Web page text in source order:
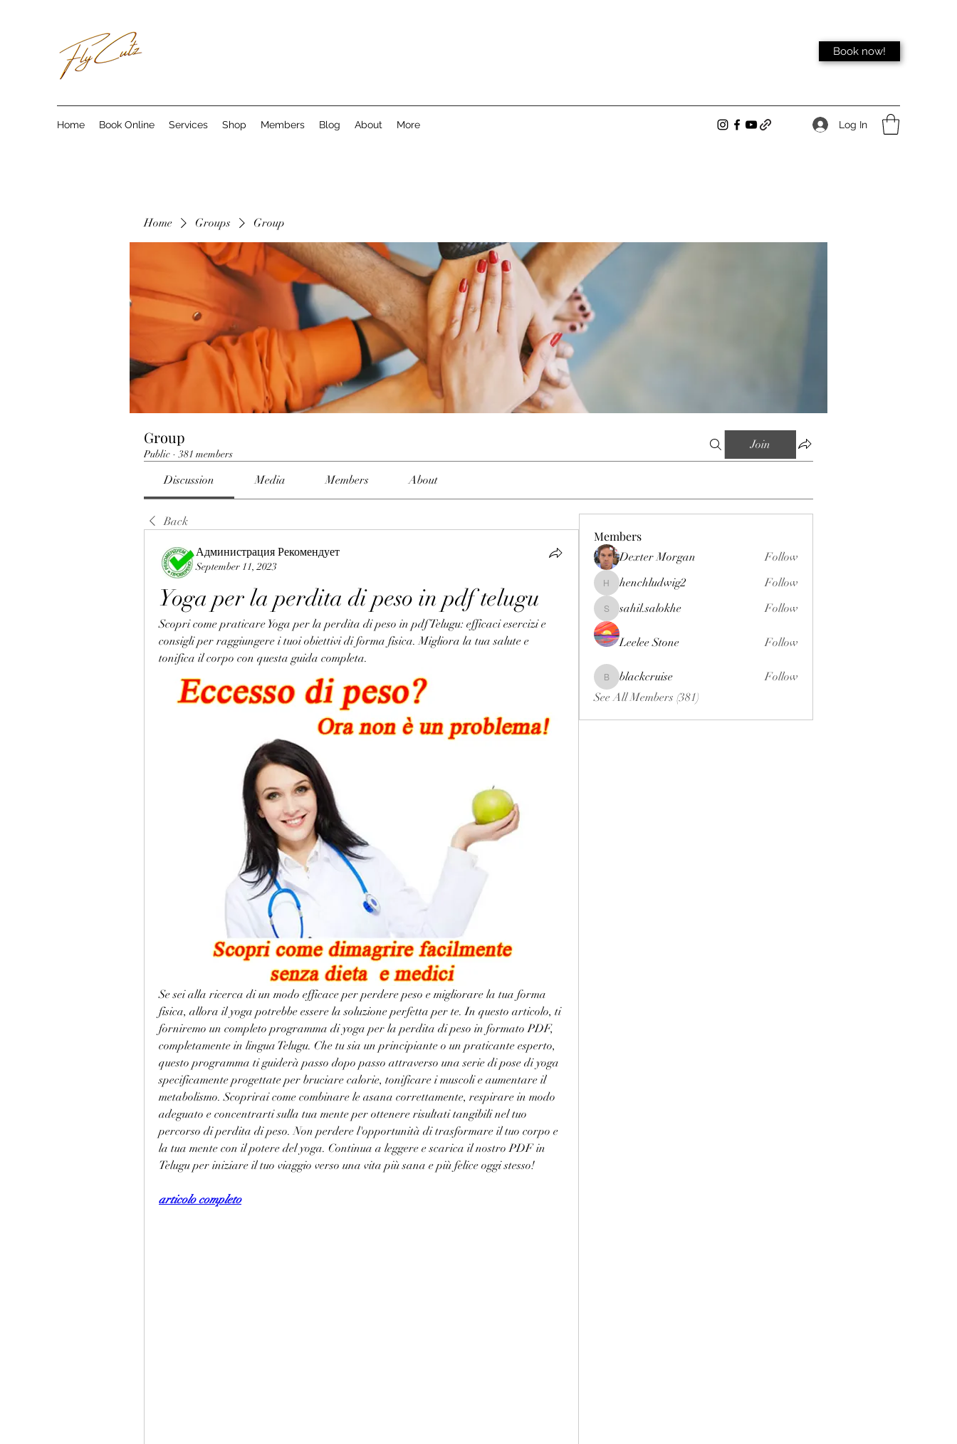
Book now!
Home Book Online Services Shop Members Blog About More Log In
Home Groups Group
Group
Public · 381 members
Join
Discussion Media Members About
Back
Администрация Рекомендует
September 11, 2023
Yoga per la perdita di peso in pdf telugu
Scopri come praticare Yoga per la perdita di peso in pdf Telugu: efficaci esercizi e
consigli per raggiungere i tuoi obiettivi di forma fisica. Migliora la tua salute e
tonifica il corpo con questa guida completa.
Se sei alla ricerca di un modo efficace per perdere peso e migliorare la tua forma
fisica, allora il yoga potrebbe essere la soluzione perfetta per te. In questo articolo, ti
forniremo un completo programma di yoga per la perdita di peso in formato PDF,
completamente in lingua Telugu. Che tu sia un principiante o un praticante esperto,
questo programma ti guiderà passo dopo passo attraverso una serie di pose di yoga
specificamente progettate per bruciare calorie, tonificare i muscoli e aumentare il
metabolismo. Scoprirai come combinare le asana correttamente, respirare in modo
adeguato e concentrarti sulla tua mente per ottenere risultati tangibili nel tuo
percorso di perdita di peso. Non perdere l'opportunità di trasformare il tuo corpo e
la tua mente con il potere del yoga. Continua a leggere e scarica il nostro PDF in
Telugu per iniziare il tuo viaggio verso una vita più sana e più felice oggi stesso!
articolo completo
Members
Dexter Morgan Follow
henchludwig2
henchludwig2 Follow
sahil.salokhe
sahil.salokhe Follow
Leelee Stone Follow
blackcruise
blackcruise
Follow
See All Members (381)